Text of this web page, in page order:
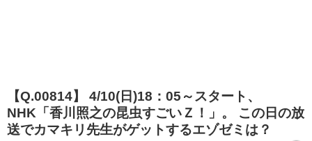
【Q.00814】 4/10(日)18：05～スタート、
NHK「香川照之の昆虫すごいＺ！」。 この日の放
送でカマキリ先生がゲットするエゾゼミは？